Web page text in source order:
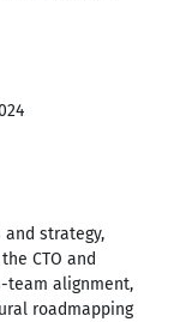
strategy,
CTO and
team alignment,
roadmapping